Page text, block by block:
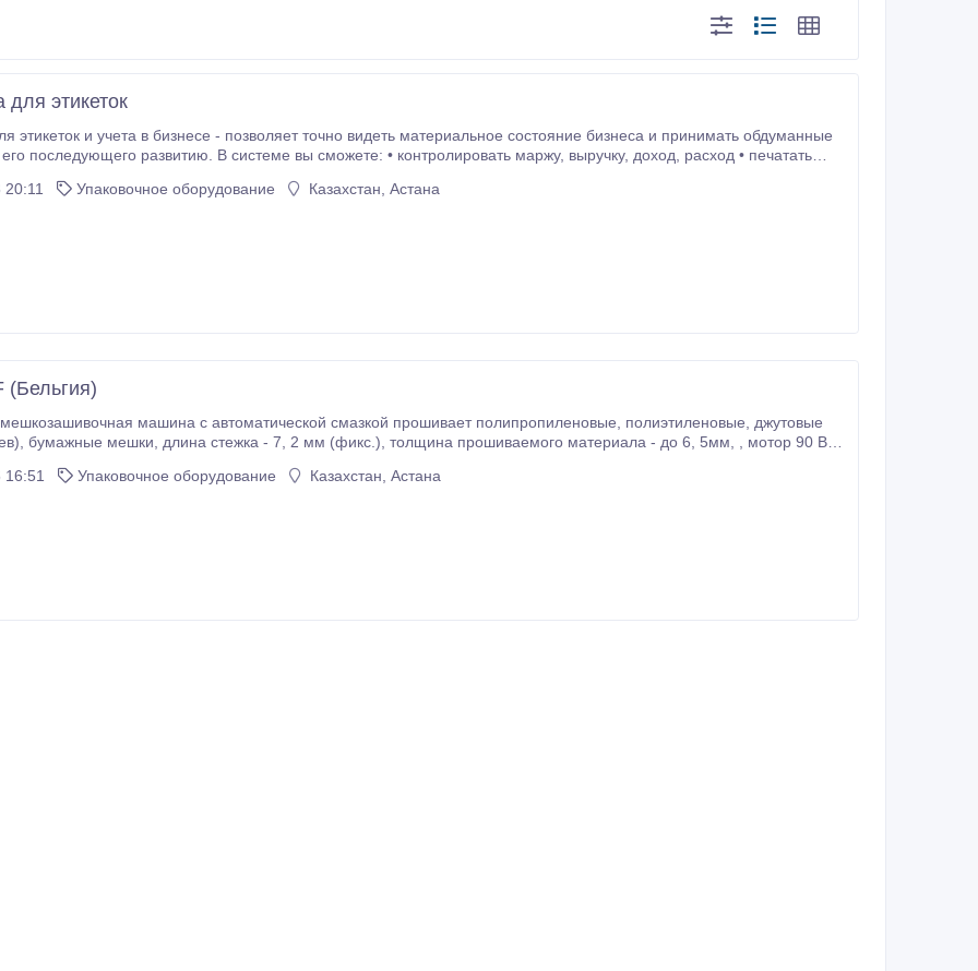
этикеток
этикеток и учета в бизнесе - позволяет точно видеть материальное состояние бизнеса и принимать обдуманные
развитию. В системе вы сможете: • контролировать маржу, выручку, доход, расход • печатать
20:11 Упаковочное оборудование Казахстан, Астана
(Бельгия)
машина с автоматической смазкой прошивает полипропиленовые, полиэтиленовые, джутовые
, мотор 90 Вт,
8-ч.
16:51 Упаковочное оборудование Казахстан, Астана